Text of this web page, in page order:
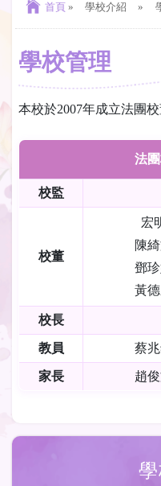
首頁 » 學校介紹 »
學校管理
本校於2007年成立法團
法
校監
校董
宏
陳
鄧
黃
校長
教員 蔡
家長 趙